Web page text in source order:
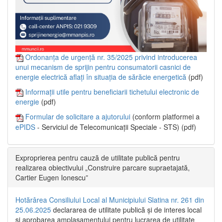
Ordonanța de urgență nr. 35/2025 privind introducerea
unui mecanism de sprijin pentru consumatorii casnici de
energie electrică aflați în situația de sărăcie energetică (pdf)
Informații utile pentru beneficiarii tichetului electronic de
energie (pdf)
Formular de solicitare a ajutorului (conform platformei a
ePIDS - Serviciul de Telecomunicații Speciale - STS) (pdf)
Exproprierea pentru cauză de utilitate publică pentru
realizarea obiectivului „Construire parcare supraetajată,
Cartier Eugen Ionescu”
Hotărârea Consiliului Local al Municipiului Slatina nr. 261 din
25.06.2025 declararea de utilitate publică și de interes local
și aprobarea amplasamentului pentru lucrarea de utilitate